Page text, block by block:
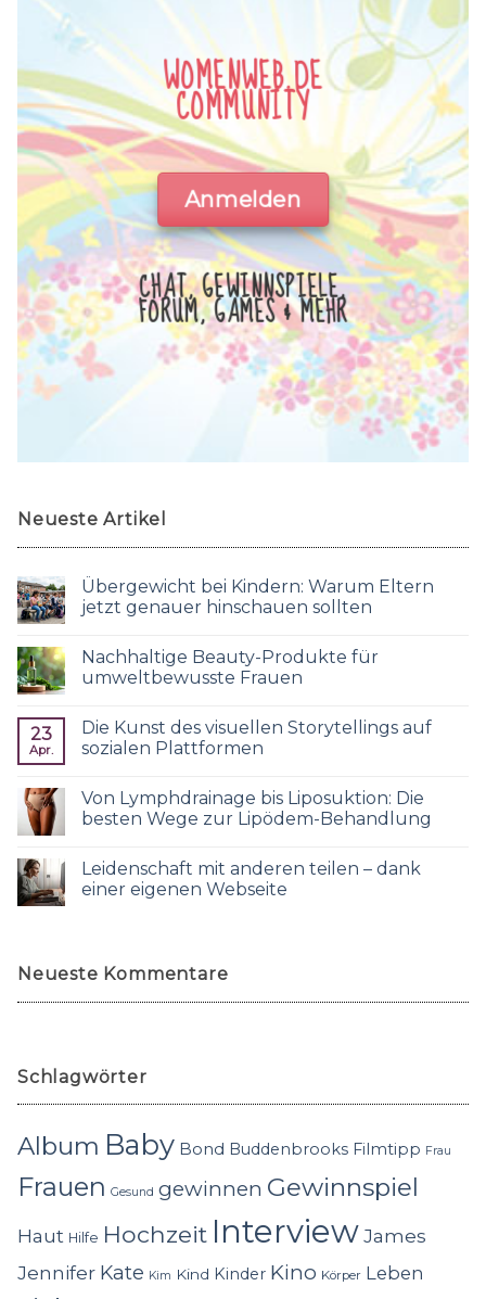
WOMENWEB.DE
COMMUNITY
Anmelden
CHAT, GEWINNSPIELE,
FORUM, GAMES & MEHR
Neueste Artikel
Übergewicht bei Kindern: Warum Eltern
jetzt genauer hinschauen sollten
Nachhaltige Beauty-Produkte für
umweltbewusste Frauen
23
Apr.
Die Kunst des visuellen Storytellings auf
sozialen Plattformen
Von Lymphdrainage bis Liposuktion: Die
besten Wege zur Lipödem-Behandlung
Leidenschaft mit anderen teilen – dank
einer eigenen Webseite
Neueste Kommentare
Schlagwörter
Album Baby Bond Buddenbrooks Filmtipp Frau
Frauen Gesund gewinnen Gewinnspiel
Haut Hilfe Hochzeit InterviewJames
Jennifer Kate Kim Kind Kinder Kino Körper Leben